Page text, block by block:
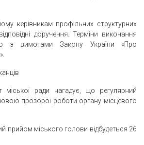
керівникам профільних структурних
доручення. Терміни виконання
з вимогами Закону України «Про
міської ради нагадує, що регулярний
прозорої роботи органу місцевого
прийом міського голови відбудеться 26